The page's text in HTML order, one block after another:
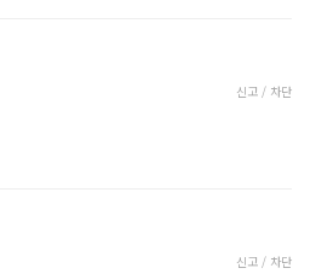
신고 / 차단
신고 / 차단